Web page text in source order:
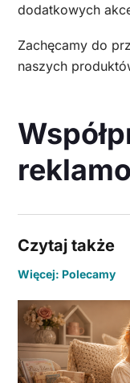
dodatkowych
Zachęcamy do
naszych
Czytaj także
Więcej: Polecamy